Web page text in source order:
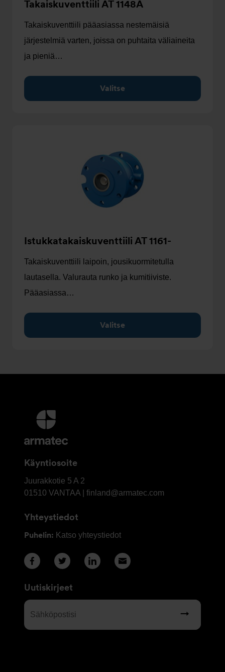
Takaiskuventtiili AT 1148A
Takaiskuventtiili pääasiassa nestemäisiä
järjestelmiä varten, joissa on puhtaita väliaineita
ja pieniä…
Valitse
Istukkatakaiskuventtiili AT 1161-
Takaiskuventtiili laipoin, jousikuormitetulla
lautasella. Valurauta runko ja kumitiiviste.
Pääasiassa…
Valitse
Lisätietoja
Yhteystiedot
Käyntiosoite
OY
Armatec
AB
Juurakkotie 5 A 2
01510 VANTAA | finland@armatec.com
Yhteystiedot
Puhelin: Katso yhteystiedot
Uutiskirjeet
Sähköpostisi
(Required)